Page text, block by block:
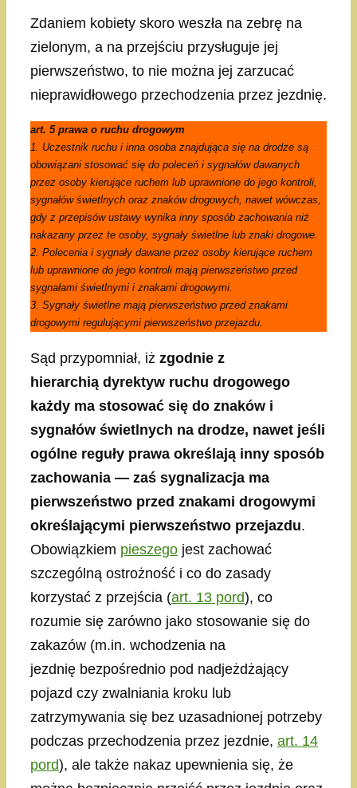
Zdaniem kobiety skoro weszła na zebrę na
zielonym, a na przejściu przysługuje jej
pierwszeństwo, to nie można jej zarzucać
nieprawidłowego przechodzenia przez jezdnię.
art. 5 prawa o ruchu drogowym
1. Uczestnik ruchu i inna osoba znajdująca się na drodze są
obowiązani stosować się do poleceń i sygnałów dawanych
przez osoby kierujące ruchem lub uprawnione do jego kontroli,
sygnałów świetlnych oraz znaków drogowych, nawet wówczas,
gdy z przepisów ustawy wynika inny sposób zachowania niż
nakazany przez te osoby, sygnały świetlne lub znaki drogowe.
2. Polecenia i sygnały dawane przez osoby kierujące ruchem
lub uprawnione do jego kontroli mają pierwszeństwo przed
sygnałami świetlnymi i znakami drogowymi.
3. Sygnały świetlne mają pierwszeństwo przed znakami
drogowymi regulującymi pierwszeństwo przejazdu.
Sąd przypomniał, iż zgodnie z
hierarchią dyrektyw ruchu drogowego
każdy ma stosować się do znaków i
sygnałów świetlnych na drodze, nawet jeśli
ogólne reguły prawa określają inny sposób
zachowania — zaś sygnalizacja ma
pierwszeństwo przed znakami drogowymi
określającymi pierwszeństwo przejazdu.
Obowiązkiem pieszego jest zachować
szczególną ostrożność i co do zasady
korzystać z przejścia (art. 13 pord), co
rozumie się zarówno jako stosowanie się do
zakazów (m.in. wchodzenia na
jezdnię bezpośrednio pod nadjeżdżający
pojazd czy zwalniania kroku lub
zatrzymywania się bez uzasadnionej potrzeby
podczas przechodzenia przez jezdnie, art. 14
pord), ale także nakaz upewnienia się, że